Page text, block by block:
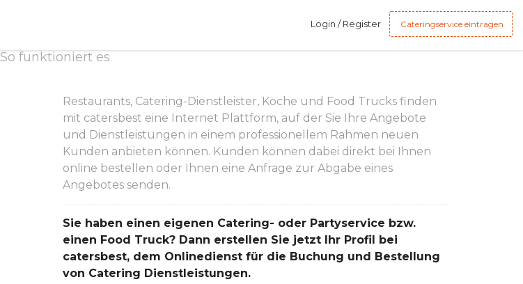
Login / Register Cateringservice eintragen
So funktioniert es
Restaurants, Catering-Dienstleister, Köche und Food Trucks finden
mit catersbest eine Internet Plattform, auf der Sie Ihre Angebote
und Dienstleistungen in einem professionellem Rahmen neuen
Kunden anbieten können. Kunden können dabei direkt bei Ihnen
online bestellen oder Ihnen eine Anfrage zur Abgabe eines
Angebotes senden.
Sie haben einen eigenen Catering- oder Partyservice bzw.
einen Food Truck? Dann erstellen Sie jetzt Ihr Profil bei
catersbest, dem Onlinedienst für die Buchung und Bestellung
von Catering Dienstleistungen.